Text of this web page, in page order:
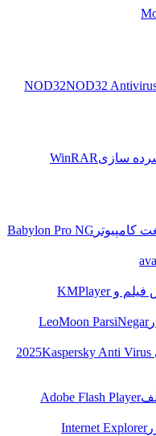
NOD32
سازیWinRAR
Babylon Pro NG
وKMPlayer
LeoMoon
Kaspersky Anti
Adobe Flash
Internet